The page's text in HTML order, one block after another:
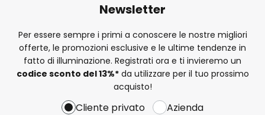
Newsletter
Per essere sempre i primi a conoscere le nostre migliori
offerte, le promozioni esclusive e le ultime tendenze in
fatto di illuminazione. Registrati ora e ti invieremo un
codice sconto del13%*da utilizzare per il tuo prossimo
acquisto!
Cliente privato Azienda